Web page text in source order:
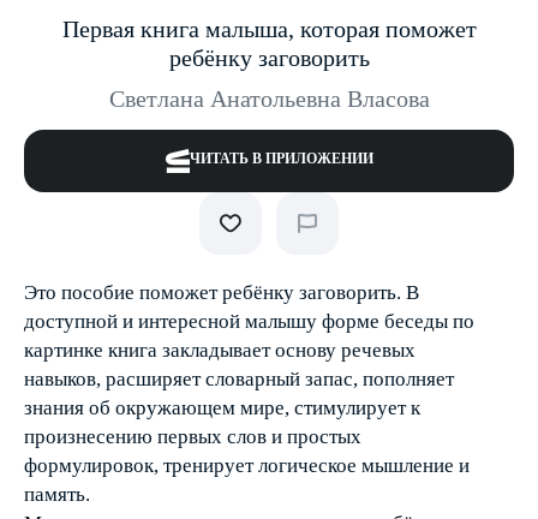
Первая книга малыша, которая поможет
ребёнку заговорить
Светлана Анатольевна Власова
ЧИТАТЬ В ПРИЛОЖЕНИИ
Это пособие поможет ребёнку заговорить. В
доступной и интересной малышу форме беседы по
картинке книга закладывает основу речевых
навыков, расширяет словарный запас, пополняет
знания об окружающем мире, стимулирует к
произнесению первых слов и простых
формулировок, тренирует логическое мышление и
память.